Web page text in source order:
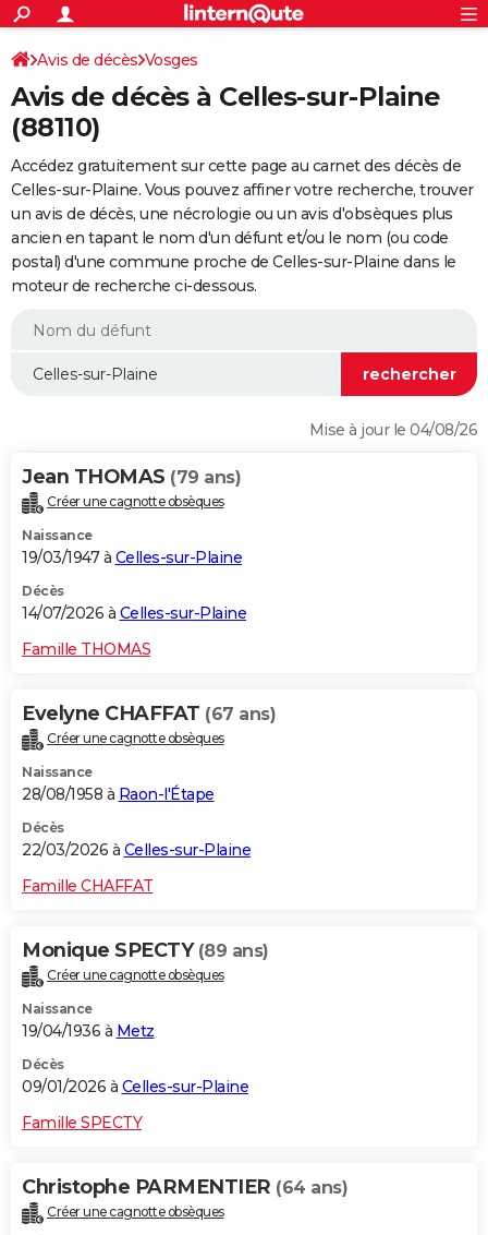
ACTUALITÉS
Politique
Société
Faits Divers
Education
Monde
Villes
+
SPORT
Coupe du monde 2026
Football
Tennis
Cyclisme
Rugby
Forum
FINANCE
Retraite
Impôts
Epargne
Immobilier
Risques naturels par ville
Banque
Assurance
Crédit
Essais
Réserver un essai
Citadines
Berlines
SUV
Forum auto
+
HIGH-TECH
Mobiles
Meilleur smartphone
Internet
Ordinateurs
Jeux vidéo
Guide high-tech
+BRICOLAGE
Forum
Aménagement intérieur
Extérieur
Cuisine
Salle de bains
Jardinage
Rangement
WEEK-END
Guides de France
Escapades
Patrimoine
Expositions
Musées
Week-end nature
LIFESTYLE
Alimentation
Guide de la santé
Maladies
Médicaments
Sommeil
VOYAGE
Destinations
City break
Voyage nature
Voyage de noces
Forum
Climat
+PHOTO
GUIDES D'ACHAT
BONS PLANS
CARTE DE VOEUX
Dictionnaire
Biographies
Citations
Expressions
Proverbes
PROGRAMME TV
COPAINS D'AVANT
S'inscrire
Se connecter
Lycées
Collèges
Primaires
Universités
Entreprises
Service militaire
Avis de recherche
AVIS DE DÉCÈS
Avis de décès Vosges
Avis de décès à Celles-sur-Plaine
(88110)
Accédez gratuitement sur cette page au carnet des décès de
Celles-sur-Plaine. Vous pouvez affiner votre recherche, trouver
un avis de décès, une nécrologie ou un avis d'obsèques plus
ancien en tapant le nom d'un défunt et/ou le nom (ou code
postal) d'une commune proche de Celles-sur-Plaine dans le
moteur de recherche ci-dessous.
Mise à jour le 04/08/26
Jean THOMAS (79 ans)
Créer une cagnotte obsèques
Naissance
19/03/1947 à Celles-sur-Plaine
Décès
14/07/2026 à Celles-sur-Plaine
Famille THOMAS
Evelyne CHAFFAT (67 ans)
Créer une cagnotte obsèques
Naissance
28/08/1958 à Raon-l'Étape
Décès
22/03/2026 à Celles-sur-Plaine
Famille CHAFFAT
Monique SPECTY (89 ans)
Créer une cagnotte obsèques
Naissance
19/04/1936 à Metz
Décès
09/01/2026 à Celles-sur-Plaine
Famille SPECTY
Christophe PARMENTIER (64 ans)
Créer une cagnotte obsèques